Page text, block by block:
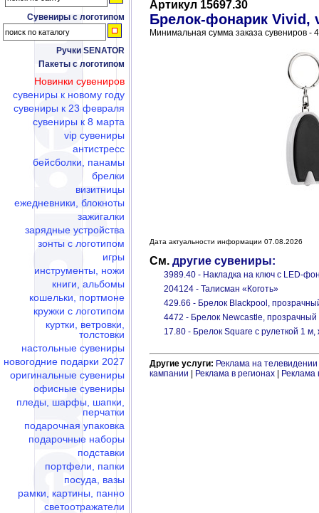
Сувениры с логотипом
Ручки SENATOR
Пакеты с логотипом
Новинки сувениров
сувениры к новому году
сувениры к 23 февраля
сувениры к 8 марта
vip сувениры
антистресс
бейсболки, панамы
брелки
визитницы
ежедневники, блокноты
зажигалки
зарядные устройства
зонты с логотипом
игры
инструменты, ножи
книги, альбомы
кошельки, портмоне
кружки с логотипом
куртки, ветровки,
толстовки
настольные сувениры
новогодние подарки 2027
оригинальные сувениры
офисные сувениры
пледы, шарфы, шапки,
перчатки
подарочная упаковка
подарочные наборы
подставки
портфели, папки
посуда, вазы
рамки, картины, панно
светоотражатели
Артикул 15697.30
Брелок-фонарик
Минимальная сумма заказа сувениров -
Дата актуальности информации 07.08.2026
См. другие сувениры:
3989.40 - Накладка на ключ с LED-
204124 - Талисман «Коготь»
429.66 - Брелок Blackpool,
4472 - Брелок Newcastle, прозрачный
17.80 - Брелок Square с рулеткой 1
Другие услуги: Реклама на телевидении
кампании
Реклама в регионах Реклама